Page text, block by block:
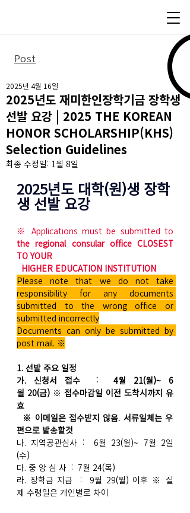
Post
2025년도 재미한인장학기금 장학생
선발 요강 | 2025 THE KOREAN
HONOR SCHOLARSHIP(KHS)
Selection Guidelines
2025년 4월 16일
최종 수정일: 1월 8일
2025년도 대학(원)생 장학
생 선발 요강
the regional consular office CLOSEST
TO YOUR
HIGHER EDUCATION INSTITUTION
Please note that we do not take
responsibility for any documents
submitted to the wrong office or
submitted incorrectly
Documents can only be submitted by
post mail. ※
1. 선발 주요 일정
가. 신청서 접수  :  4월 21(월)~ 6
월 20(금) ※ 접수마감일 이전 도착시까지 유
효
편으로 발송할것
나. 지역공관심사 :  6월 23(월)~ 7월 2일
(수)
다. 중 앙 심 사  :  7월 24(목)
라. 장학금 지급  :  9월 29(월) 이후 ※ 실
제 수령일은 개인별로 차이